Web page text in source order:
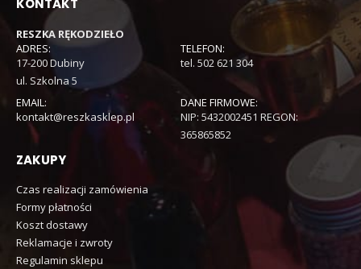
KONTAKT
RESZKA RĘKODZIEŁO
ADRES:
17-200 Dubiny
ul. Szkolna 5
TELEFON:
tel. 502 621 304
EMAIL:
kontakt@reszkasklep.pl
DANE FIRMOWE:
NIP: 5432002451 REGON:
365865852
ZAKUPY
Czas realizacji zamówienia
Formy płatności
Koszt dostawy
Reklamacje i zwroty
Regulamin sklepu